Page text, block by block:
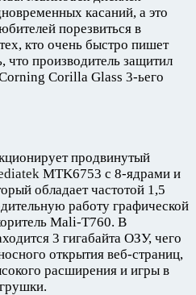
касаний, а это
порезвиться в
кто очень быстро пишет
что производитель защитил
Corilla Glass 3-ьего
продвинутый
MTK6753 с 8-ядрами и
обладает частотой 1,5
работу графической
Mali-T760. В
3 гигабайта ОЗУ, чего
открытия веб-страниц,
расширения и игры в